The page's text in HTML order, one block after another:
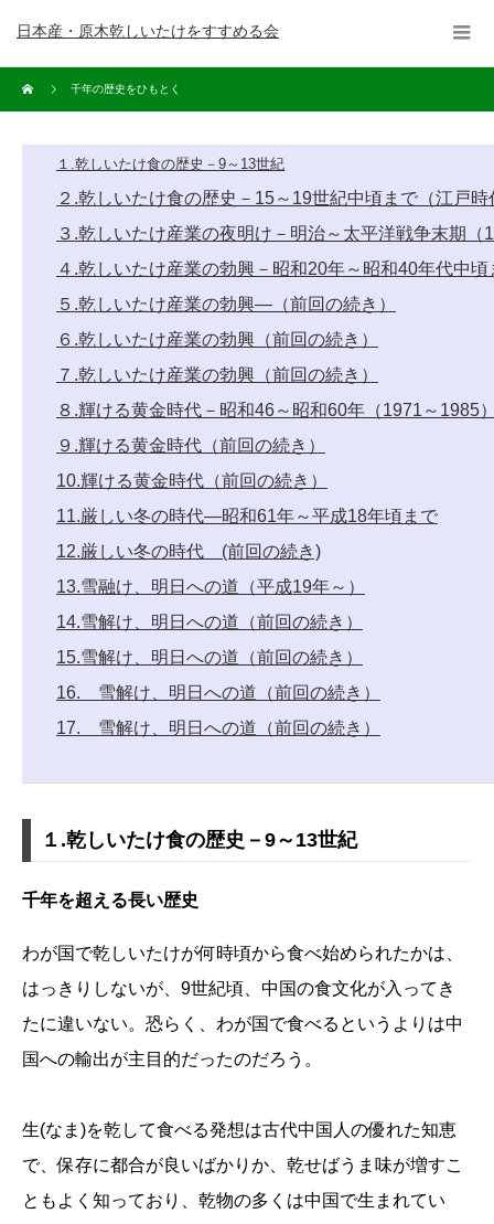
日本産・原木乾しいたけをすすめる会
千年の歴史をひもとく
１.乾しいたけ食の歴史－9～13世紀
２.乾しいたけ食の歴史－15～19世紀中頃まで（江戸時
３.乾しいたけ産業の夜明け－明治～太平洋戦争末期（
４.乾しいたけ産業の勃興－昭和20年～昭和40年代中
５.乾しいたけ産業の勃興―（前回の続き）
６.乾しいたけ産業の勃興（前回の続き）
７.乾しいたけ産業の勃興（前回の続き）
８.輝ける黄金時代－昭和46～昭和60年（1971～1985
９.輝ける黄金時代（前回の続き）
10.輝ける黄金時代（前回の続き）
11.厳しい冬の時代―昭和61年～平成18年頃まで
12.厳しい冬の時代 (前回の続き)
13.雪融け、明日への道（平成19年～）
14.雪解け、明日への道（前回の続き）
15.雪解け、明日への道（前回の続き）
16. 雪解け、明日への道（前回の続き）
17. 雪解け、明日への道（前回の続き）
１.乾しいたけ食の歴史－9～13世紀
千年を超える長い歴史
わが国で乾しいたけが何時頃から食べ始められたかは、
はっきりしないが、9世紀頃、中国の食文化が入ってき
たに違いない。恐らく、わが国で食べるというよりは中
国への輸出が主目的だったのだろう。
生(なま)を乾して食べる発想は古代中国人の優れた知恵
で、保存に都合が良いばかりか、乾せばうま味が増すこ
ともよく知っており、乾物の多くは中国で生まれてい